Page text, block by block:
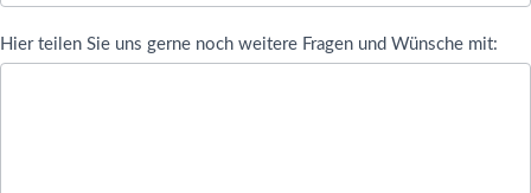
Hier teilen Sie uns gerne noch weitere Fragen und Wünsche mit: